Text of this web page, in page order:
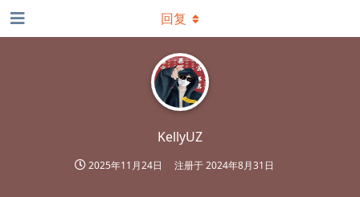
KellyUZ
2025年11月24日 注册于2024年8月31日
回复